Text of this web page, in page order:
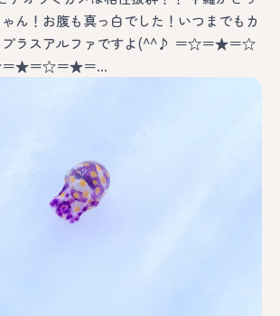
ん！お腹も真っ白でした！いつまでもカ
プラスアルファですよ(^^♪ ＝☆＝★＝☆
★＝☆＝★＝…